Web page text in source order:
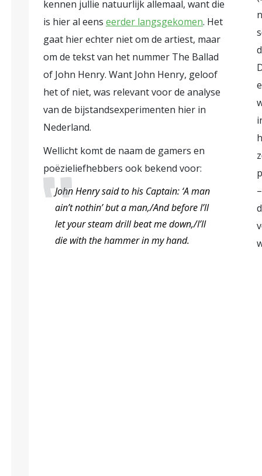
interventie was de ontheffingsvariant, waarin
hadden. De tweede interventie
hierin extra begeleiding, vaak meer op
dan in het reguliere systeem. De derde
waarin bijstandsgerechtigden een percentage
behouden. Sommige gemeenten
waarbij bijvoorbeeld de
verschilden de precieze wijze van uitvoering
beleidswijzigingen De gemeenten Tilburg
doorgevoerd naar aanleiding
het bijstandsexperiment ook meerdere
Mee’, waarbij langdurige
participatiecoaches. Uit zowel het
geven positieve effecten had. Cliënten
kennen jullie natuurlijk allemaal, want die
is hier al eens eerder langsgekomen. Het
gaat hier echter niet om de artiest, maar
om de tekst van het nummer The Ballad
of John Henry. Want John Henry, geloof
het of niet, was relevant voor de analyse
van de bijstandsexperimenten hier in
Nederland.
Wellicht komt de naam de gamers en
poëzieliefhebbers ook bekend voor:
John Henry said to his Captain: ‘A man
ain’t nothin’ but a man,/And before I’ll
let your steam drill beat me down,/I’ll
die with the hammer in my hand.